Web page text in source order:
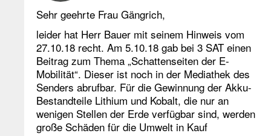
Sehr geehrte Frau Gängrich,
leider hat Herr Bauer mit seinem Hinweis vom
27.10.18 recht. Am 5.10.18 gab bei 3 SAT einen
Beitrag zum Thema „Schattenseiten der E-
Mobilität“. Dieser ist noch in der Mediathek des
Senders abrufbar. Für die Gewinnung der Akku-
Bestandteile Lithium und Kobalt, die nur an
wenigen Stellen der Erde verfügbar sind, werden
große Schäden für die Umwelt in Kauf